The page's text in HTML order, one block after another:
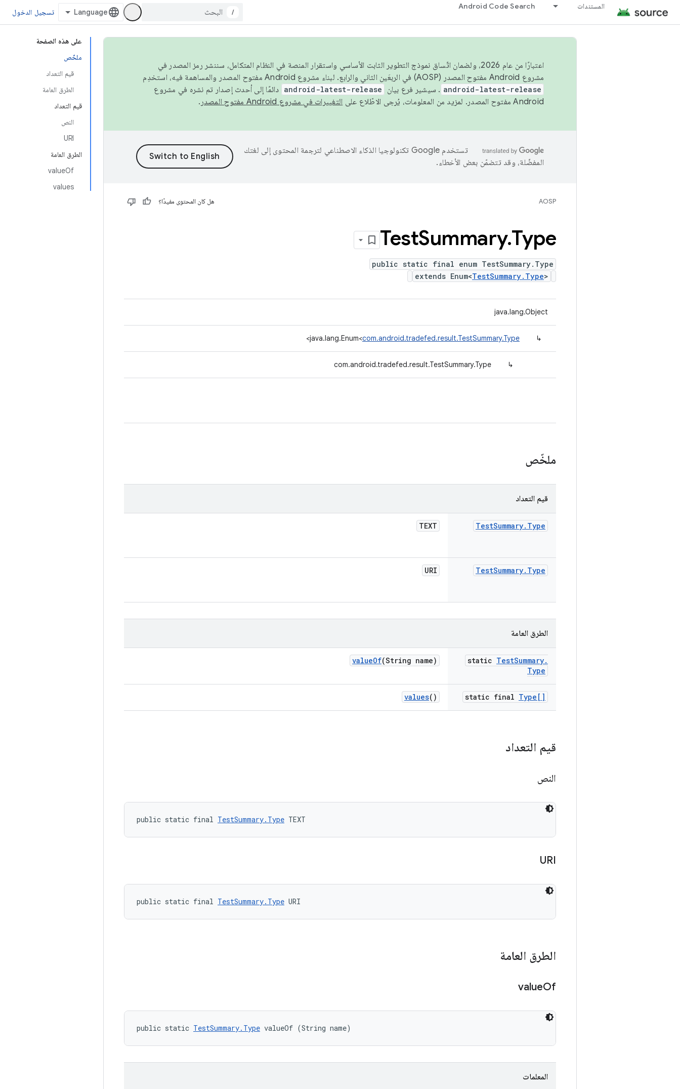
المستندات Android Code Search
/ تسجيل الدخول
على هذه الصفحة
ملخّص
قيم التعداد
الطرق العامة
قيم التعداد
النص
URI
الطرق العامة
valueOf
values
اعتبارًا من عام 2026، ولضمان اتّساق نموذج التطوير الثابت الأساسي واستقرار المنصة في النظام المتكامل، سننشر رمز المصدر في
مشروع Android مفتوح المصدر (AOSP) في الربعَين الثاني والرابع. لبناء مشروع Android مفتوح المصدر والمساهمة فيه، استخدِم
android-latest-release . سيشير فرع بيان android-latest-release دائمًا إلى أحدث إصدار تم نشره في مشروع
Android مفتوح المصدر. لمزيد من المعلومات، يُرجى الاطّلاع على
التغييرات في مشروع Android مفتوح المصدر .
تستخدم Google تكنولوجيا الذكاء الاصطناعي لترجمة المحتوى إلى لغتك
المفضّلة، وقد تتضمّن بعض الأخطاء.
AOSP هل كان المحتوى مفيدًا؟
TestSummary.Type
public static final enum TestSummary.Type
extends Enum<TestSummary.Type>
java.lang.Object
↳
java.lang.Enum<com.android.tradefed.result.TestSummary.Type
>
↳
com.android.tradefed.result.TestSummary.Type
ملخّص
قيم التعداد
TestSummary. Type
TEXT
TestSummary. Type
URI
الطرق العامة
static TestSummary.
Type
valueOf(String name)
static final Type[]
values()
قيم التعداد
النص
public static final TestSummary.Type TEXT
URI
public static final TestSummary.Type URI
الطرق العامة
valueOf
public static TestSummary.Type valueOf (String name)
المعلمات